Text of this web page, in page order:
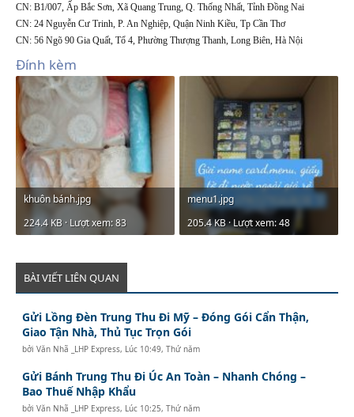
CN: B1/007, Ấp Bắc Sơn, Xã Quang Trung, Q. Thống Nhất, Tỉnh Đồng Nai
CN: 24 Nguyễn Cư Trinh, P. An Nghiệp, Quận Ninh Kiều, Tp Cần Thơ
CN: 56 Ngõ 90 Gia Quất, Tổ 4, Phường Thượng Thanh, Long Biên, Hà Nội
Đính kèm
khuôn bánh.jpg
224.4 KB · Lượt xem: 83
menu1.jpg
205.4 KB · Lượt xem: 48
BÀI VIẾT LIÊN QUAN
Gửi Lồng Đèn Trung Thu Đi Mỹ – Đóng Gói Cẩn Thận,
Giao Tận Nhà, Thủ Tục Trọn Gói
bởiVăn Nhã _LHP Express, Lúc 10:49, Thứ năm
Gửi Bánh Trung Thu Đi Úc An Toàn – Nhanh Chóng –
Bao Thuế Nhập Khẩu
bởiVăn Nhã _LHP Express, Lúc 10:25, Thứ năm